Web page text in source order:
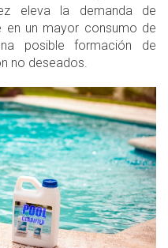
eleva la demanda de
en un mayor consumo de
posible formación de
no deseados.